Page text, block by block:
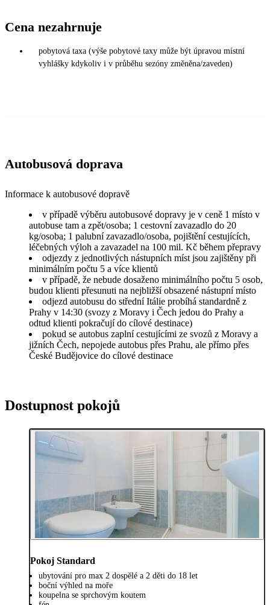
Cena nezahrnuje
pobytová taxa (výše pobytové taxy může být úpravou místní
vyhlášky kdykoliv i v průběhu sezóny změněna/zaveden)
Autobusová doprava
Informace k autobusové dopravě
v případě výběru autobusové dopravy je v ceně 1 místo v
autobuse tam a zpět/osoba; 1 cestovní zavazadlo do 20
kg/osoba; 1 palubní zavazadlo/osoba, pojištění cestujících,
léčebných výloh a zavazadel na 100 mil. Kč během přepravy
odjezdy z jednotlivých nástupních míst jsou zajištěny při
minimálním počtu 5 a více klientů
v případě, že nebude dosaženo minimálního počtu 5 osob,
budou klienti přesunuti na nejbližší obsazené nástupní místo
odjezd autobusu do střední Itálie probíhá standardně z
Prahy v 14:30 (svozy z Moravy i Čech jedou do Prahy a
odtud klienti pokračují do cílové destinace)
pokud se autobus zaplní cestujícími ze svozů z Moravy a
jižních Čech, nepojede autobus přes Prahu, ale přímo přes
České Budějovice do cílové destinace
Dostupnost pokojů
Pokoj Standard
ubytování pro max 2 dospělé a 2 děti do 18 let
boční výhled na moře
koupelna se sprchovým koutem